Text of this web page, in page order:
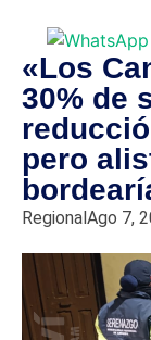
«Los
30% de
pero
Regional Ago 7,